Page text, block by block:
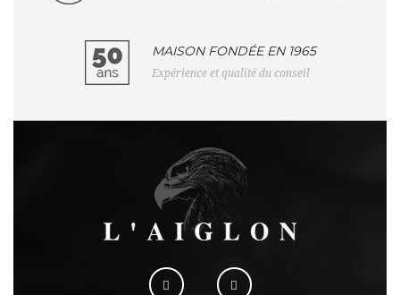
MAISON FONDÉE EN 1965
Expérience et qualité du conseil